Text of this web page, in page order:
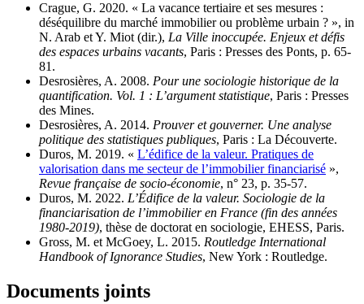
Crague, G. 2020. « La vacance tertiaire et ses mesures :
déséquilibre du marché immobilier ou problème urbain ? », in
N. Arab et Y. Miot (dir.), La Ville inoccupée. Enjeux et défis
des espaces urbains vacants, Paris : Presses des Ponts, p. 65-
81.
Desrosières, A. 2008. Pour une sociologie historique de la
quantification. Vol. 1 : L’argument statistique, Paris : Presses
des Mines.
Desrosières, A. 2014. Prouver et gouverner. Une analyse
politique des statistiques publiques, Paris : La Découverte.
Duros, M. 2019. « L’édifice de la valeur. Pratiques de
valorisation dans me secteur de l’immobilier financiarisé »,
Revue française de socio-économie, n° 23, p. 35-57.
Duros, M. 2022. L’Édifice de la valeur. Sociologie de la
financiarisation de l’immobilier en France (fin des années
1980-2019), thèse de doctorat en sociologie, EHESS, Paris.
Gross, M. et McGoey, L. 2015. Routledge International
Handbook of Ignorance Studies, New York : Routledge.
Documents joints